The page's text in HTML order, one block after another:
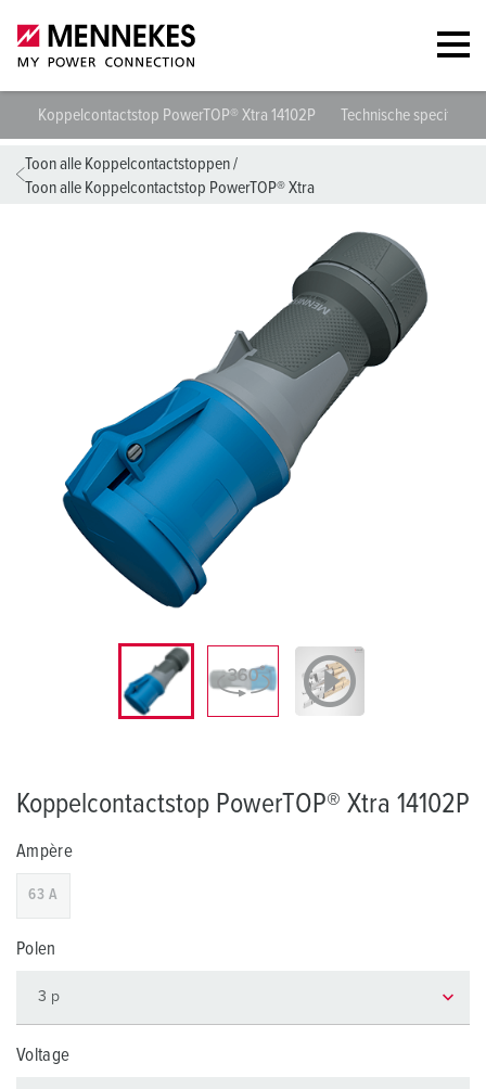
Koppelcontactstop PowerTOP® Xtra 14102P Technische
Toon alle Koppelcontactstoppen/
Toon alle Koppelcontactstop PowerTOP® Xtra
Koppelcontactstop PowerTOP® Xtra 14102P
Ampère
63 A
Polen
Voltage